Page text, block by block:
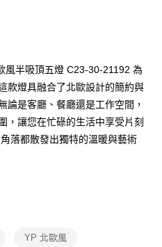
付款」的支付方式。 讓您購物簡單
不需儲值。
即可結帳。
，即可完成結帳。
此簡訊中的連結，可透過四大超商／
風半吸頂五燈 C23-30-21192 為
款燈具融合了北歐設計的簡約與
論是客廳、餐廳還是工作空間，
，讓您在忙碌的生活中享受片刻
落都散發出獨特的溫暖與藝術
YP 北歐風